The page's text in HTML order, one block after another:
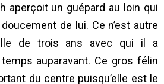
aperçoit un guépard au loin qui
de lui. Ce n’est autre
de trois ans avec qui il a
auparavant. Ce gros félin
du centre puisqu’elle est le